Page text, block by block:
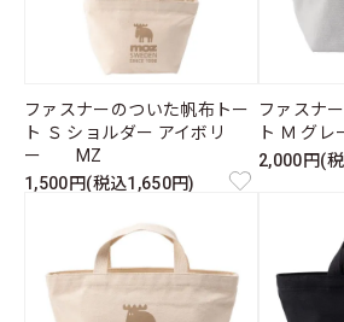
ファスナーのついた帆布トー
ト Ｓ ショルダー アイボリ
ー MZ
1,500円(税込1,650円)
ファスナ
ト Ｍ グ
2,000円(